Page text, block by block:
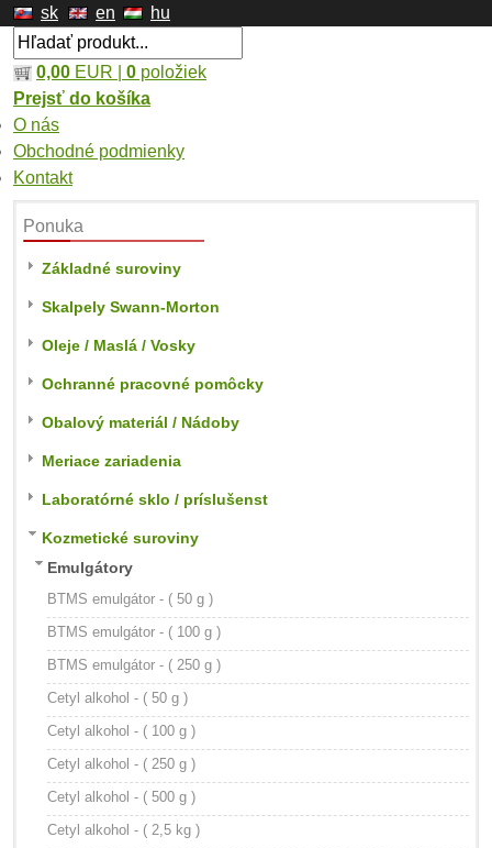
sk en hu
0,00 EUR | 0 položiek
Prejsť do košíka
O nás
Obchodné podmienky
Kontakt
Ponuka
Základné suroviny
Skalpely Swann-Morton
Oleje / Maslá / Vosky
Ochranné pracovné pomôcky
Obalový materiál / Nádoby
Meriace zariadenia
Laboratórné sklo / príslušenst
Kozmetické suroviny
Emulgátory
BTMS emulgátor - ( 50 g )
BTMS emulgátor - ( 100 g )
BTMS emulgátor - ( 250 g )
Cetyl alkohol - ( 50 g )
Cetyl alkohol - ( 100 g )
Cetyl alkohol - ( 250 g )
Cetyl alkohol - ( 500 g )
Cetyl alkohol - ( 2,5 kg )